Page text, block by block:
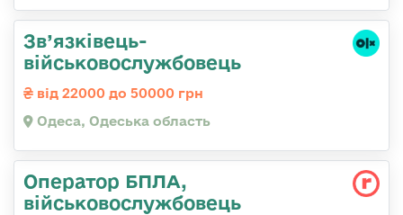
Зв’язківець-
військовослужбовець
від 22000 до 50000 грн
Одеса, Одеська область
Оператор БПЛА,
військовослужбовець